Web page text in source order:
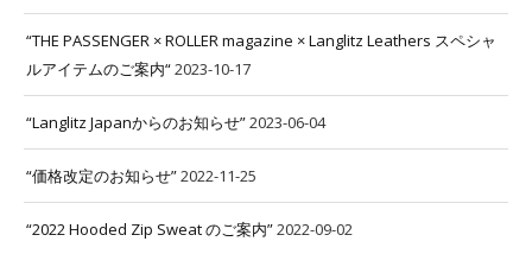
“THE PASSENGER × ROLLER magazine × Langlitz Leathers スペシャ
ルアイテムのご案内“2023-10-17
“Langlitz Japanからのお知らせ”2023-06-04
“価格改定のお知らせ”2022-11-25
“2022 Hooded Zip Sweat のご案内”2022-09-02